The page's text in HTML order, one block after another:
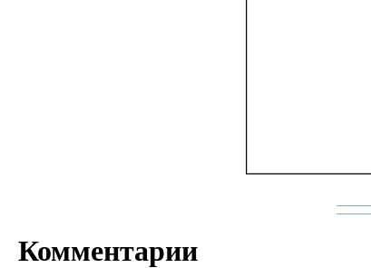
Комментарии